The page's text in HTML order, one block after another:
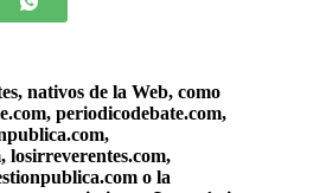
nativos de la Web, como
periodicodebate.com,
losirreverentes.com,
o la